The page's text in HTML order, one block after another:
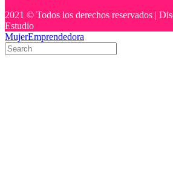
2021 © Todos los derechos reservados |
Estudio
MujerEmprendedora